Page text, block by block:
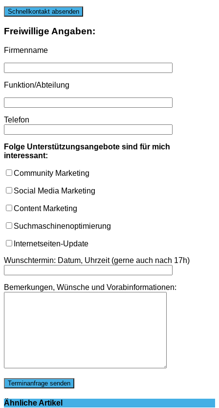
Freiwillige Angaben:
Firmenname
Funktion/Abteilung
Telefon
Folge Unterstützungsangebote sind für mich
interessant:
Community Marketing
Social Media Marketing
Content Marketing
Suchmaschinenoptimierung
Internetseiten-Update
Wunschtermin: Datum, Uhrzeit (gerne auch nach 17h)
Bemerkungen, Wünsche und Vorabinformationen:
Ähnliche Artikel